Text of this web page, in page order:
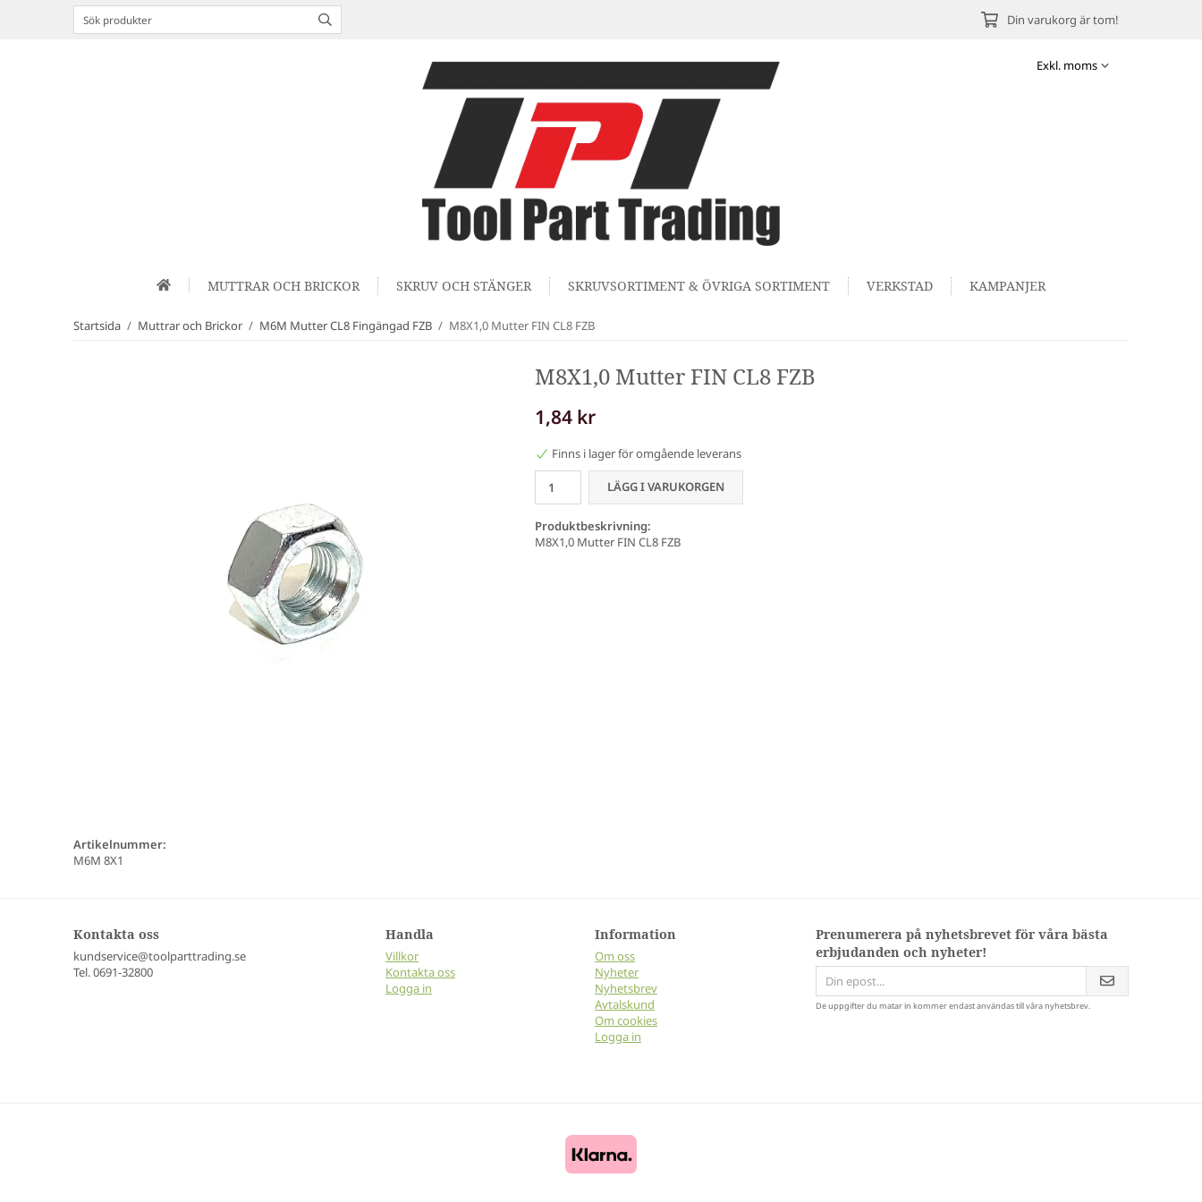
Din varukorg är tom!
MUTTRAR OCH BRICKOR SKRUV OCH STÄNGER SKRUVSORTIMENT & ÖVRIGA SORTIMENT VERKSTAD KAMPANJER
Startsida / Muttrar och Brickor / M6M Mutter CL8 Fingängad FZB / M8X1,0 Mutter FIN CL8 FZB
M8X1,0 Mutter FIN CL8 FZB
1,84 kr
Finns i lager för omgående leverans
LÄGG I VARUKORGEN
Produktbeskrivning:
M8X1,0 Mutter FIN CL8 FZB
Artikelnummer:
M6M 8X1
Kontakta oss
kundservice@toolparttrading.se
Tel. 0691-32800
Handla
Villkor
Kontakta oss
Logga in
Information
Om oss
Nyheter
Nyhetsbrev
Avtalskund
Om cookies
Logga in
Prenumerera på nyhetsbrevet för våra bästa
erbjudanden och nyheter!
De uppgifter du matar in kommer endast användas till våra nyhetsbrev.